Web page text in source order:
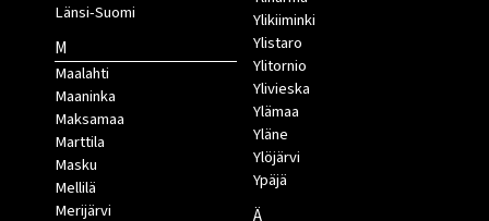
Länsi-Suomi
M
Maalahti
Maaninka
Maksamaa
Marttila
Masku
Mellilä
Merijärvi
Ylikiiminki
Ylistaro
Ylitornio
Ylivieska
Ylämaa
Yläne
Ylöjärvi
Ypäjä
Ä